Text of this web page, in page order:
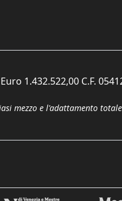
1.432.522,00 C.F.
mezzo e l'adattamento